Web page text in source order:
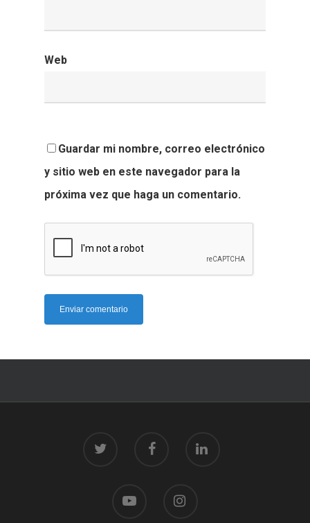
Web
Guardar mi nombre, correo electrónico
y sitio web en este navegador para la
próxima vez que haga un comentario.